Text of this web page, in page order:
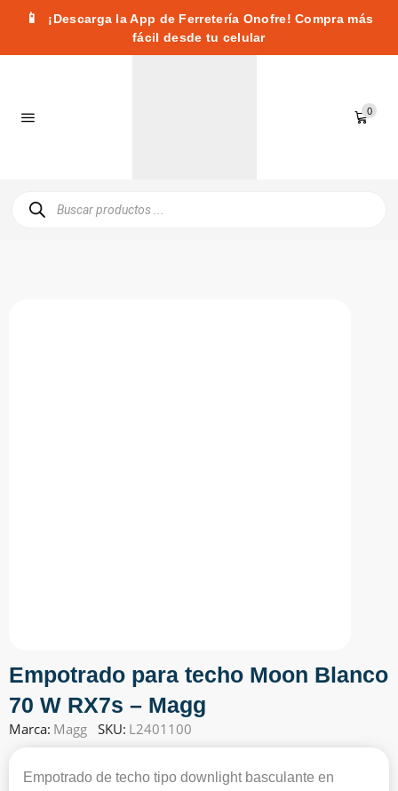
📱
¡Descarga la App de Ferretería Onofre! Compra más
fácil desde tu celular
0
Empotrado para techo Moon Blanco
70 W RX7s – Magg
Marca: Magg SKU: L2401100
Empotrado de techo tipo downlight basculante en